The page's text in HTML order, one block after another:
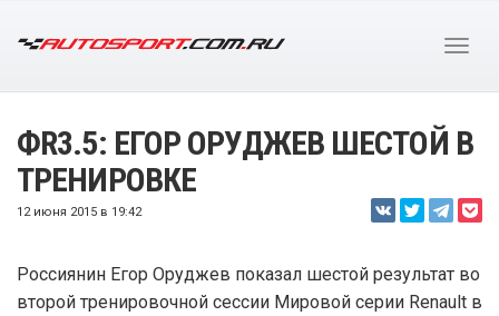
ФR3.5: ЕГОР ОРУДЖЕВ ШЕСТОЙ В
ТРЕНИРОВКЕ
12 июня 2015 в 19:42
Россиянин Егор Оруджев показал шестой результат во
второй тренировочной сессии Мировой серии Renault в